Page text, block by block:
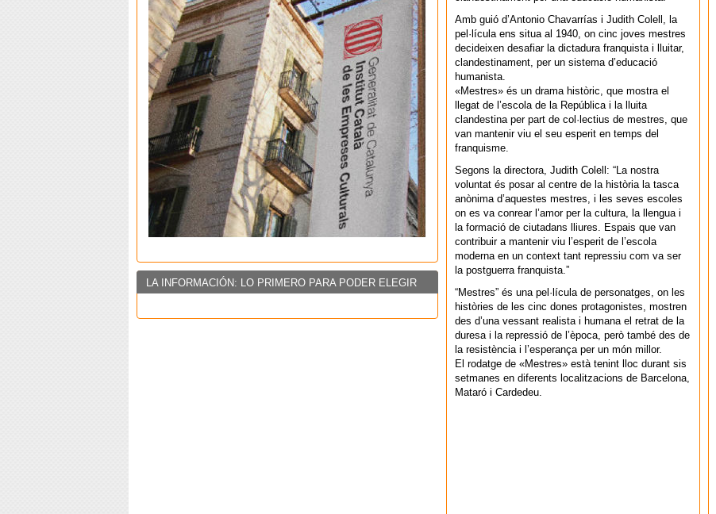
LA INFORMACIÓN: LO PRIMERO PARA PODER ELEGIR
Amb guió d’Antonio Chavarrías i Judith Colell, la
pel·lícula ens situa al 1940, on cinc joves mestres
decideixen desafiar la dictadura franquista i lluitar,
clandestinament, per un sistema d’educació
humanista.
«Mestres» és un drama històric, que mostra el
llegat de l’escola de la República i la lluita
clandestina per part de col·lectius de mestres, que
van mantenir viu el seu esperit en temps del
franquisme.
Segons la directora, Judith Colell: “La nostra
voluntat és posar al centre de la història la tasca
anònima d’aquestes mestres, i les seves escoles
on es va conrear l’amor per la cultura, la llengua i
la formació de ciutadans lliures. Espais que van
contribuir a mantenir viu l’esperit de l’escola
moderna en un context tant repressiu com va ser
la postguerra franquista.”
“Mestres” és una pel·lícula de personatges, on les
històries de les cinc dones protagonistes, mostren
des d’una vessant realista i humana el retrat de la
duresa i la repressió de l’època, però també des de
la resistència i l’esperança per un món millor.
El rodatge de «Mestres» està tenint lloc durant sis
setmanes en diferents localitzacions de Barcelona,
Mataró i Cardedeu.